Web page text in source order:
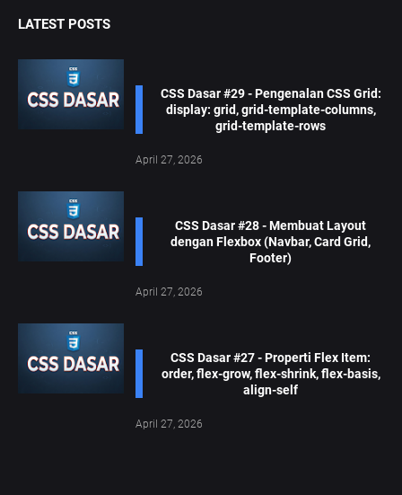
LATEST POSTS
CSS Dasar #29 - Pengenalan CSS Grid:
display: grid, grid-template-columns,
grid-template-rows
April 27, 2026
CSS Dasar #28 - Membuat Layout
dengan Flexbox (Navbar, Card Grid,
Footer)
April 27, 2026
CSS Dasar #27 - Properti Flex Item:
order, flex-grow, flex-shrink, flex-basis,
align-self
April 27, 2026